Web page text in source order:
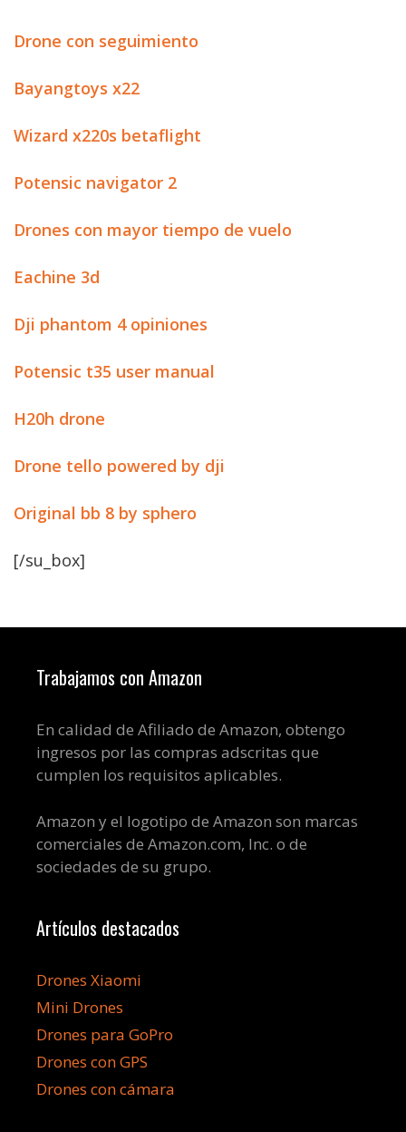
Drone con seguimiento
Bayangtoys x22
Wizard x220s betaflight
Potensic navigator 2
Drones con mayor tiempo de vuelo
Eachine 3d
Dji phantom 4 opiniones
Potensic t35 user manual
H20h drone
Drone tello powered by dji
Original bb 8 by sphero
[/su_box]
Trabajamos con Amazon
En calidad de Afiliado de Amazon, obtengo
ingresos por las compras adscritas que
cumplen los requisitos aplicables.
Amazon y el logotipo de Amazon son marcas
comerciales de Amazon.com, Inc. o de
sociedades de su grupo.
Artículos destacados
Drones Xiaomi
Mini Drones
Drones para GoPro
Drones con GPS
Drones con cámara